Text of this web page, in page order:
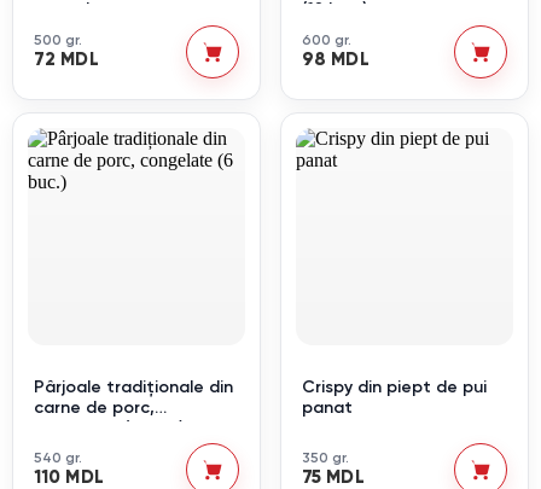
500 gr.
72 MDL
600 gr.
98 MDL
Pârjoale tradiționale din
carne de porc,
540 gr.
110 MDL
Crispy din piept de pui
panat
350 gr.
75 MDL